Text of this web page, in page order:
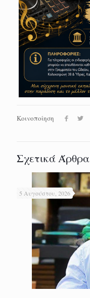
Κοινοποίηση
Σχετικά Άρθρα
5 Αυγούστου, 2026